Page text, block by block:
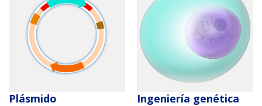
Plásmido Ingeniería genética